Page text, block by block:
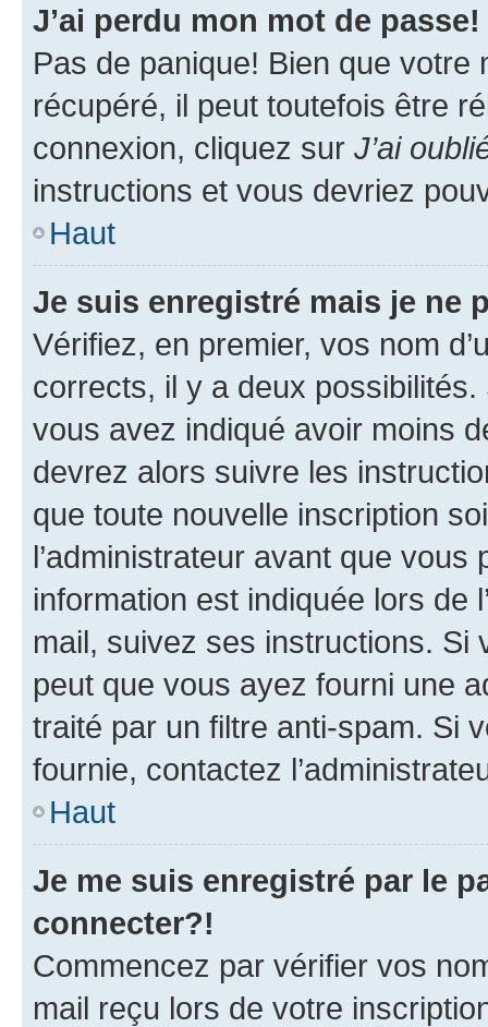
J’ai perdu mon mot de passe!
Pas de panique! Bien que
récupéré, il peut toutefois être
connexion, cliquez sur J’ai
instructions et vous devriez
Haut
Je suis enregistré mais je ne
Vérifiez, en premier, vos nom
corrects, il y a deux
vous avez indiqué avoir moins
devrez alors suivre les
que toute nouvelle inscription
l’administrateur avant que
information est indiquée lors de
mail, suivez ses instructions. Si
peut que vous ayez fourni une
traité par un filtre anti-spam. Si
fournie, contactez
Haut
Je me suis enregistré par le
connecter?!
Commencez par vérifier vos
mail reçu lors de votre